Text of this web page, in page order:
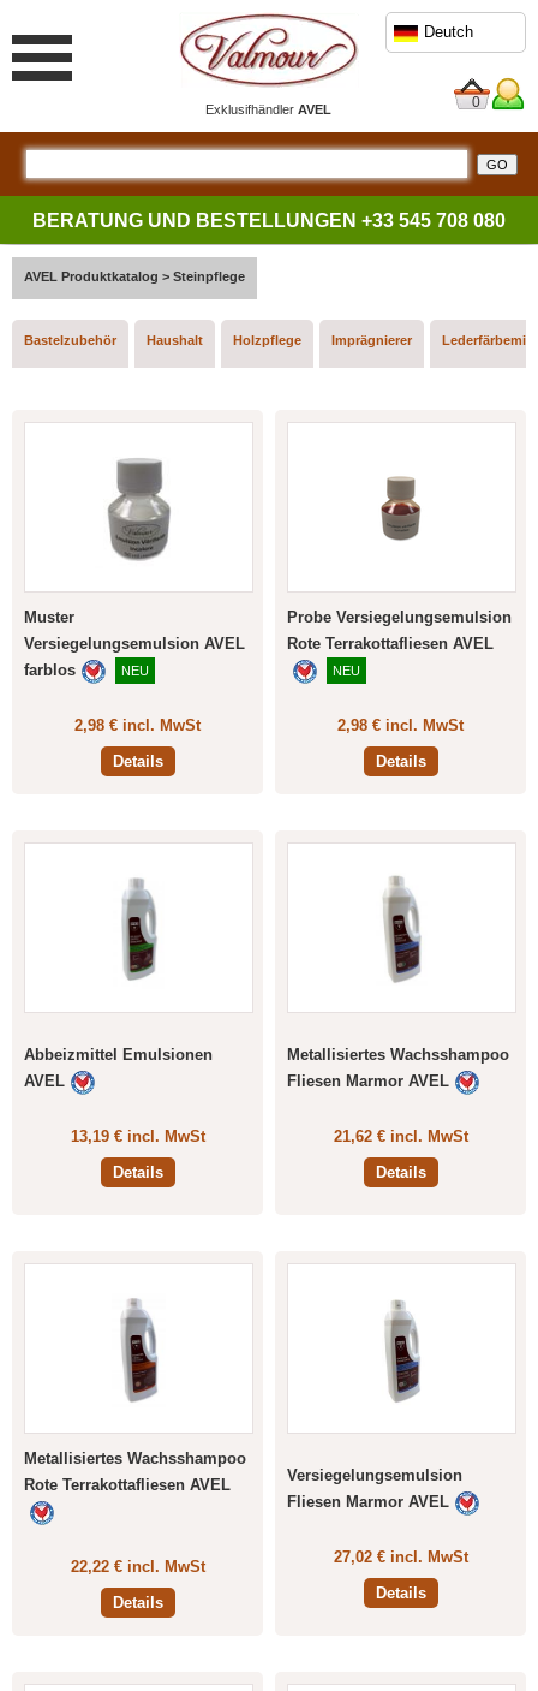
ExklusifhändlerAVEL
Deutch
0
BERATUNG UND BESTELLUNGEN +33 545 708 080
AVEL Produktkatalog > Steinpflege
Bastelzubehör Haushalt Holzpflege Imprägnierer
Muster
Versiegelungsemulsion AVEL
farblos
NEU
2,98 € incl. MwSt
Details
Probe Versiegelungsemulsion
Rote Terrakottafliesen AVEL
NEU
2,98 € incl. MwSt
Details
Abbeizmittel Emulsionen
AVEL
13,19 € incl. MwSt
Details
Metallisiertes Wachsshampoo
Fliesen Marmor AVEL
21,62 € incl. MwSt
Details
Metallisiertes Wachsshampoo
Rote Terrakottafliesen AVEL
22,22 € incl. MwSt
Details
Versiegelungsemulsion
Fliesen Marmor AVEL
27,02 € incl. MwSt
Details